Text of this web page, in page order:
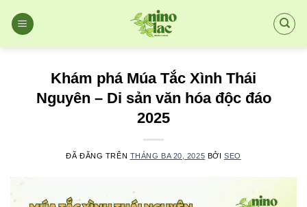
đến
Khám phá Múa Tắc Xình Thái
Nguyên – Di sản văn hóa độc đáo
2025
ĐÃ ĐĂNG TRÊN THÁNG BA 20, 2025 BỞI SEO